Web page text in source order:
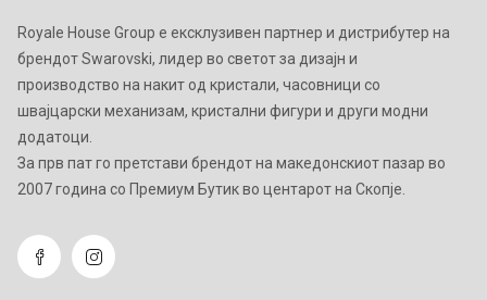
Royale House Group е ексклузивен партнер и дистрибутер на
брендот Swarovski, лидер во светот за дизајн и
производство на накит од кристали, часовници со
швајцарски механизам, кристални фигури и други модни
додатоци.
Зa прв пат го претстави брендот на македонскиот пазар во
2007 година со Премиум Бутик во центарот на Скопје.